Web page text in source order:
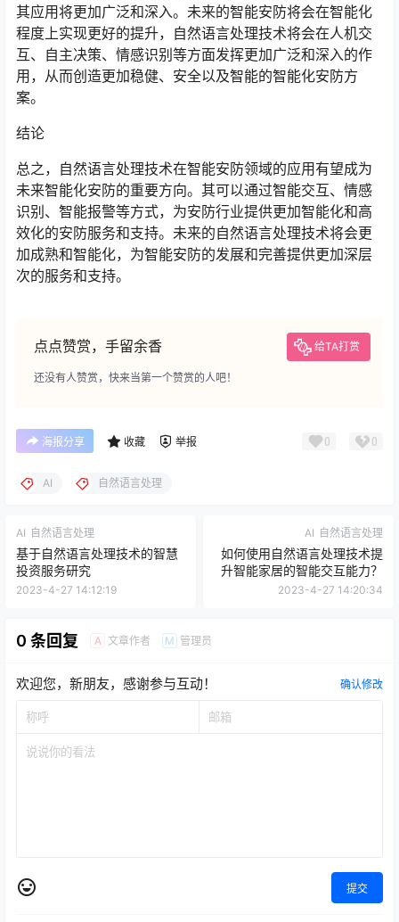
其应用将更加广泛和深入。未来的智能安防将会在智能化
程度上实现更好的提升，自然语言处理技术将会在人机交
互、自主决策、情感识别等方面发挥更加广泛和深入的作
用，从而创造更加稳健、安全以及智能的智能化安防方
案。
结论
总之，自然语言处理技术在智能安防领域的应用有望成为
未来智能化安防的重要方向。其可以通过智能交互、情感
识别、智能报警等方式，为安防行业提供更加智能化和高
效化的安防服务和支持。未来的自然语言处理技术将会更
加成熟和智能化，为智能安防的发展和完善提供更加深层
次的服务和支持。
点点赞赏，手留余香 给TA打赏
还没有人赞赏，快来当第一个赞赏的人吧！
海报分享 收藏 举报 0 0
AI 自然语言处理
AI 自然语言处理
基于自然语言处理技术的智慧
投资服务研究
2023-4-27 14:12:19
AI 自然语言处理
如何使用自然语言处理技术提
升智能家居的智能交互能力？
2023-4-27 14:20:34
0 条回复 A 文章作者 M 管理员
欢迎您，新朋友，感谢参与互动！ 确认修改
提交